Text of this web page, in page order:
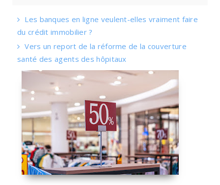
Les banques en ligne veulent-elles vraiment faire
du crédit immobilier ?
Vers un report de la réforme de la couverture
santé des agents des hôpitaux